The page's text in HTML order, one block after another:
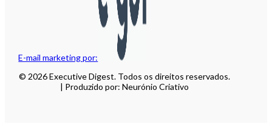
E-mail marketing por:
© 2026 Executive Digest. Todos os direitos reservados.
| Produzido por: Neurónio Criativo